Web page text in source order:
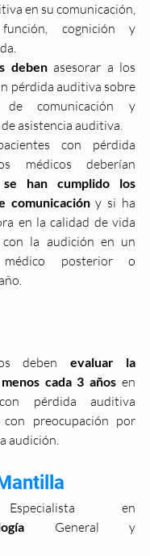
en su comunicación,
función, cognición y
deben asesorar a los
pérdida auditiva sobre
de comunicación y
asistencia auditiva.
con pérdida
han cumplido los
comunicación y si ha
en la calidad de vida
con la audición en un
médico posterior o
deben evaluar la
cada 3 años en
pérdida auditiva
preocupación por
audición.
General y